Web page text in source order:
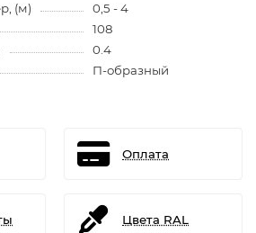
(м)
0,5 - 4
108
0.4
П-образный
Оплата
Цвета RAL